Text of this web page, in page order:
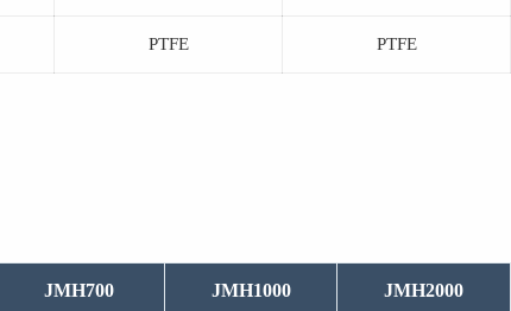
PTFE PTFE
JMH700 JMH1000 JMH2000